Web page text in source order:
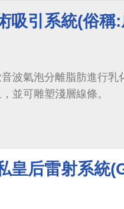
吸引系統(俗稱
波氣泡分離脂肪進行乳
並可雕塑淺層線條。
皇后雷射系統